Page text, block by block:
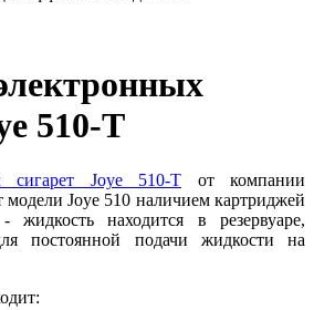
510-T
сигарет Joye 510-T от компании
модели Joye 510 наличием картриджей
жидкость находится в резервуаре,
постоянной подачи жидкости на